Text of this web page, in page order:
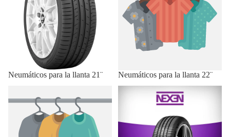
Neumáticos para la llanta 21¨
Neumáticos para la llanta 22¨
NEXEN Tyres
Política de reembolso
Política de privacidad